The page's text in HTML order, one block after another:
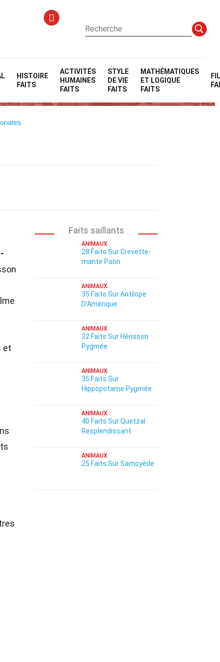
HISTOIRE
FAITS
ACTIVITÉS
HUMAINES
FAITS
STYLE
DE VIE
FAITS
MATHÉMATIQUES
ET LOGIQUE
FAITS
et
Faits saillants
ANIMAUX
28 Faits Sur Crevette-
mante Paon
ANIMAUX
35 Faits Sur Antilope
D'Amérique
ANIMAUX
32 Faits Sur Hérisson
Pygmée
ANIMAUX
35 Faits Sur
Hippopotame Pygmée
ANIMAUX
40 Faits Sur Quetzal
Resplendissant
ANIMAUX
25 Faits Sur Samoyède